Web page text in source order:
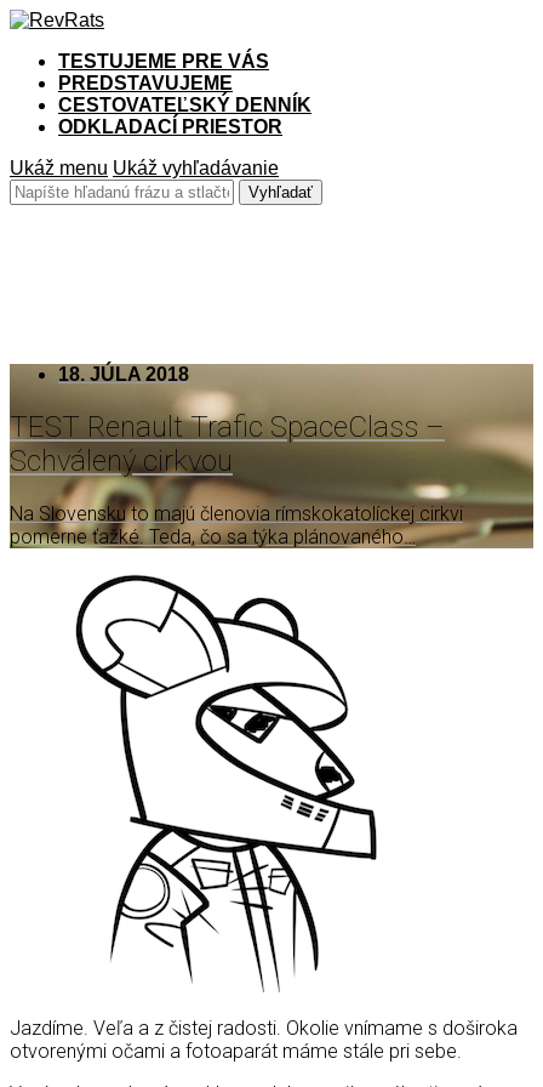
TESTUJEME PRE VÁS
PREDSTAVUJEME
CESTOVATEĽSKÝ DENNÍK
ODKLADACÍ PRIESTOR
Ukáž menu Ukáž vyhľadávanie
18. JÚLA 2018
TEST Renault Trafic SpaceClass –
Schválený cirkvou
Na Slovensku to majú členovia rímskokatolíckej cirkvi
pomerne ťažké. Teda, čo sa týka plánovaného…
Jazdíme. Veľa a z čistej radosti. Okolie vnímame s doširoka
otvorenými očami a fotoaparát máme stále pri sebe.